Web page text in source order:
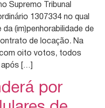
Supremo Tribunal
1307334 no qual
(im)penhorabilidade de
de locação. Na
oito votos, todos
[…]
por